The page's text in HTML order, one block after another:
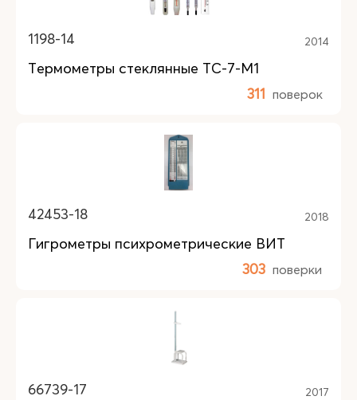
1198-14 2014
Термометры стеклянные ТС-7-М1
311 поверок
42453-18 2018
Гигрометры психрометрические ВИТ
303 поверки
66739-17 2017